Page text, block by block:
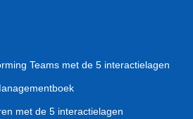
Teams met de 5 interactielagen
met de 5 interactielagen